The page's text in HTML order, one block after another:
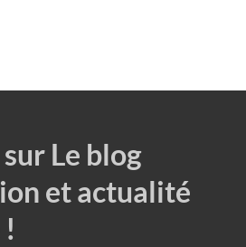
Le blog
et actualité